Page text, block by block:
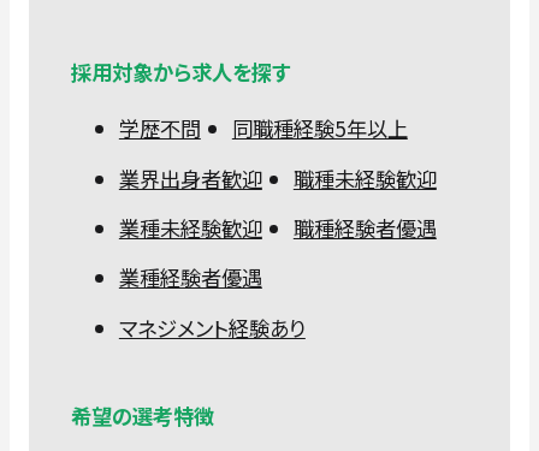
採用対象から求人を探す
学歴不問
同職種経験5年以上
業界出身者歓迎
職種未経験歓迎
業種未経験歓迎
職種経験者優遇
業種経験者優遇
マネジメント経験あり
希望の選考特徴